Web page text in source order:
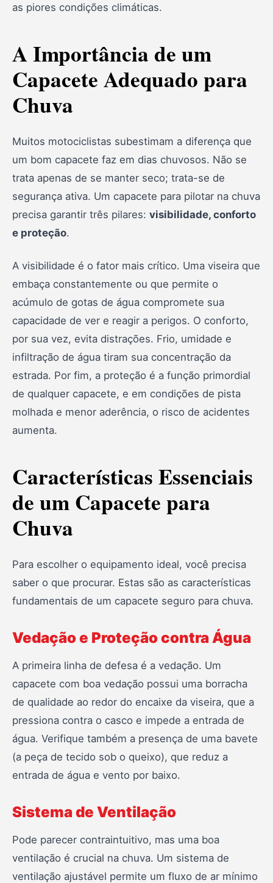
Perguntas Frequentes
as piores condições climáticas.
A Importância de um
Capacete Adequado para
Chuva
Muitos motociclistas subestimam a diferença que
um bom capacete faz em dias chuvosos. Não se
trata apenas de se manter seco; trata-se de
segurança ativa. Um capacete para pilotar na chuva
precisa garantir três pilares: visibilidade, conforto
e proteção.
A visibilidade é o fator mais crítico. Uma viseira que
embaça constantemente ou que permite o
acúmulo de gotas de água compromete sua
capacidade de ver e reagir a perigos. O conforto,
por sua vez, evita distrações. Frio, umidade e
infiltração de água tiram sua concentração da
estrada. Por fim, a proteção é a função primordial
de qualquer capacete, e em condições de pista
molhada e menor aderência, o risco de acidentes
aumenta.
Características Essenciais
de um Capacete para
Chuva
Para escolher o equipamento ideal, você precisa
saber o que procurar. Estas são as características
fundamentais de um capacete seguro para chuva.
Vedação e Proteção contra Água
A primeira linha de defesa é a vedação. Um
capacete com boa vedação possui uma borracha
de qualidade ao redor do encaixe da viseira, que a
pressiona contra o casco e impede a entrada de
água. Verifique também a presença de uma bavete
(a peça de tecido sob o queixo), que reduz a
entrada de água e vento por baixo.
Sistema de Ventilação
Pode parecer contraintuitivo, mas uma boa
ventilação é crucial na chuva. Um sistema de
ventilação ajustável permite um fluxo de ar mínimo